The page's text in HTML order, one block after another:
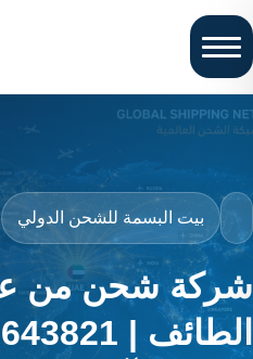
بيت البسمة للشحن الدولي
شركة شحن من